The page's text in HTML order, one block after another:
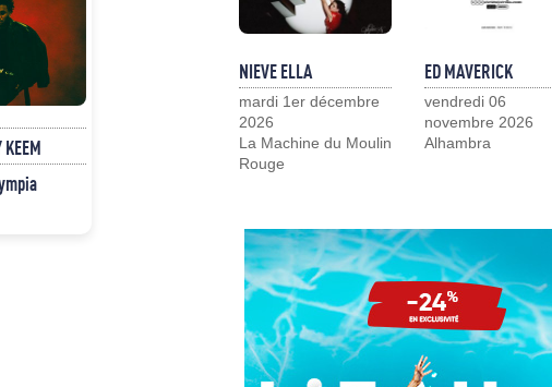
KEEM
NIEVE ELLA
mardi 1er décembre
2026
La Machine du Moulin
Rouge
ED MAVERICK
vendredi 06
novembre 2026
Alhambra